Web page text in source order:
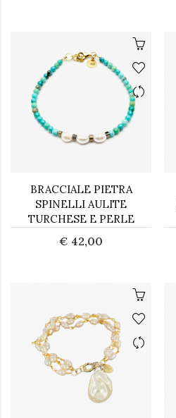
BRACCIALE PIETRA
SPINELLI AULITE
TURCHESE E PERLE
€ 42,00